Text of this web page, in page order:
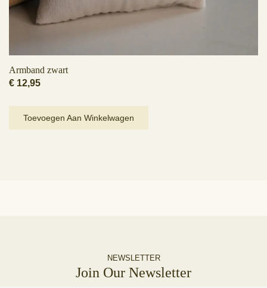
Armband zwart
€ 12,95
Toevoegen Aan Winkelwagen
NEWSLETTER
Join Our Newsletter